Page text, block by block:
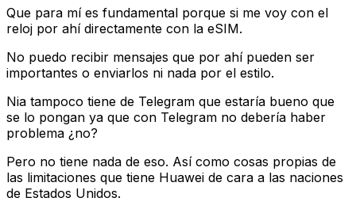
Que para mí es fundamental porque si me voy con el
reloj por ahí directamente con la eSIM.
No puedo recibir mensajes que por ahí pueden ser
importantes o enviarlos ni nada por el estilo.
Nia tampoco tiene de Telegram que estaría bueno que
se lo pongan ya que con Telegram no debería haber
problema ¿no?
Pero no tiene nada de eso. Así como cosas propias de
las limitaciones que tiene Huawei de cara a las naciones
de Estados Unidos.